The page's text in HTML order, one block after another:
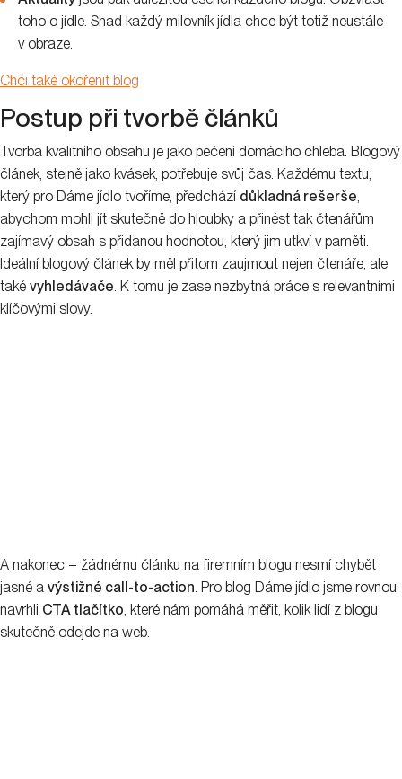
toho o jídle. Snad každý milovník jídla chce být totiž neustále
v obraze.
Chci také okořenit blog
Postup při tvorbě článků
Tvorba kvalitního obsahu je jako pečení domácího chleba. Blogový
článek, stejně jako kvásek, potřebuje svůj čas. Každému textu,
který pro Dáme jídlo tvoříme, předchází důkladná rešerše,
abychom mohli jít skutečně do hloubky a přinést tak čtenářům
zajímavý obsah s přidanou hodnotou, který jim utkví v paměti.
Ideální blogový článek by měl přitom zaujmout nejen čtenáře, ale
také vyhledávače. K tomu je zase nezbytná práce s relevantními
klíčovými slovy.
A nakonec – žádnému článku na firemním blogu nesmí chybět
jasné a výstižné call-to-action. Pro blog Dáme jídlo jsme rovnou
navrhli CTA tlačítko, které nám pomáhá měřit, kolik lidí z blogu
skutečně odejde na web.